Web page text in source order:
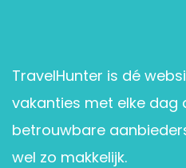
TravelHunter is dé
vakanties met elke dag
betrouwbare
wel zo makkelijk.